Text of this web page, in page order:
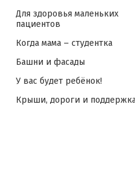
Для здоровья маленьких
пациентов
Когда мама – студентка
Башни и фасады
У вас будет ребёнок!
Крыши, дороги и